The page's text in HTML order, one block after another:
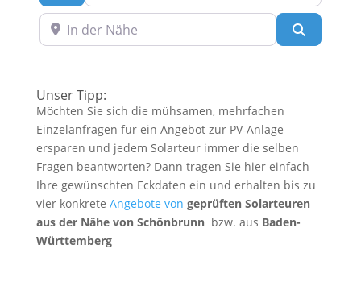
In der Nähe
Unser Tipp:
Möchten Sie sich die mühsamen, mehrfachen
Einzelanfragen für ein Angebot zur PV-Anlage
ersparen und jedem Solarteur immer die selben
Fragen beantworten? Dann tragen Sie hier einfach
Ihre gewünschten Eckdaten ein und erhalten bis zu
vier konkrete Angebote von geprüften Solarteuren
aus der Nähe von Schönbrunn bzw. aus Baden-
Württemberg